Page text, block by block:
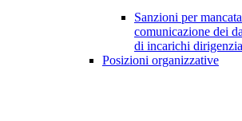
Sanzioni per
comunicazione dei
di incarichi
Posizioni organizzative